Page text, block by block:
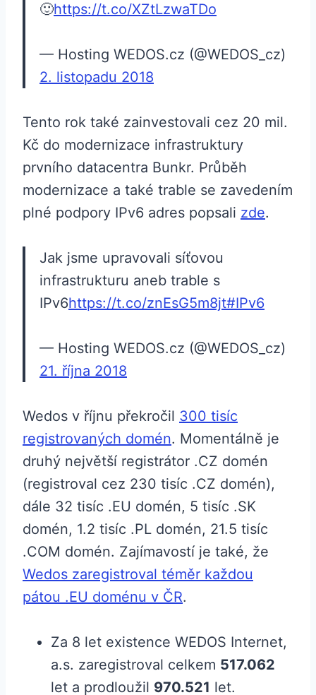
🙂https://t.co/XZtLzwaTDo
— Hosting WEDOS.cz (@WEDOS_cz)
2. listopadu 2018
Tento rok také zainvestovali cez 20 mil.
Kč do modernizace infrastruktury
prvního datacentra Bunkr. Průběh
modernizace a také trable se zavedením
plné podpory IPv6 adres popsali zde.
Jak jsme upravovali síťovou
infrastrukturu aneb trable s
IPv6https://t.co/znEsG5m8jt#IPv6
— Hosting WEDOS.cz (@WEDOS_cz)
21. října 2018
Wedos v říjnu překročil 300 tisíc
registrovaných domén. Momentálně je
druhý největší registrátor .CZ domén
(registroval cez 230 tisíc .CZ domén),
dále 32 tisíc .EU domén, 5 tisíc .SK
domén, 1.2 tisíc .PL domén, 21.5 tisíc
.COM domén. Zajímavostí je také, že
Wedos zaregistroval téměr každou
pátou .EU doménu v ČR.
Za 8 let existence WEDOS Internet,
a.s. zaregistroval celkem 517.062
let a prodloužil 970.521 let.